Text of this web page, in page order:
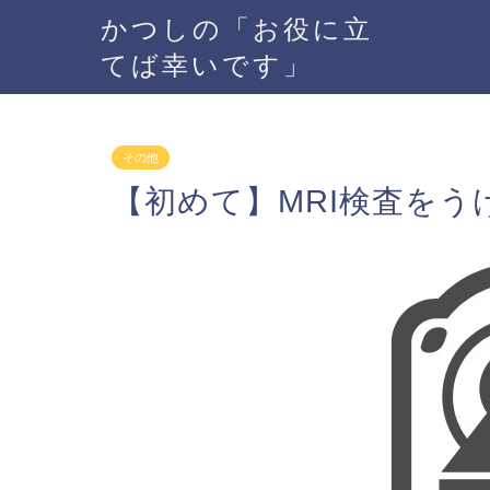
かつしの「お役に立
てば幸いです」
その他
【初めて】MRI検査を